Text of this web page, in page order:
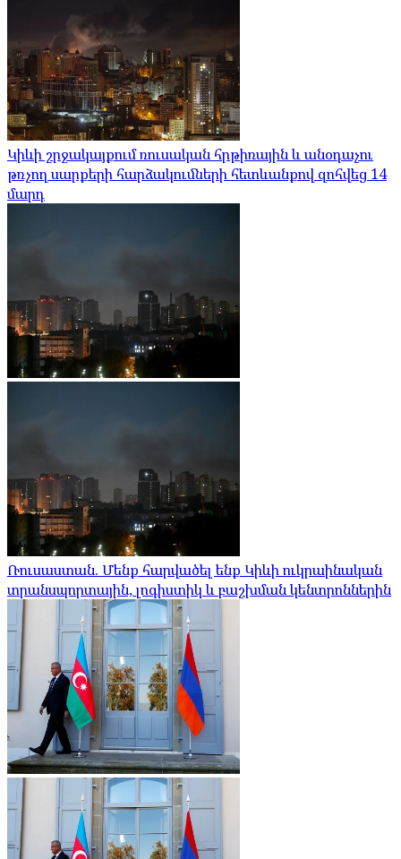
Կիևի շրջակայքում ռուսական հրթիռային և անօդաչու
թռչող սարքերի հարձակումների հետևանքով զոհվեց 14
մարդ
Ռուսաստան. Մենք հարվածել ենք Կիևի ուկրաինական
տրանսպորտային, լոգիստիկ և բաշխման կենտրոններին